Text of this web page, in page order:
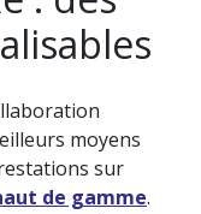
moyens
sur
de gamme.